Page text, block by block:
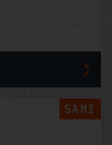
SAMI